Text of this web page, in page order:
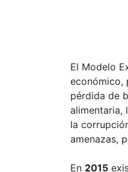
El Modelo
económico,
pérdida de
alimentaria,
la
amenazas,
En 2015